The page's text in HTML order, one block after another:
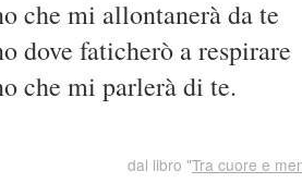
che mi allontanerà da te
dove faticherò a respirare
che mi parlerà di te.
dal libro "Tra cuore e